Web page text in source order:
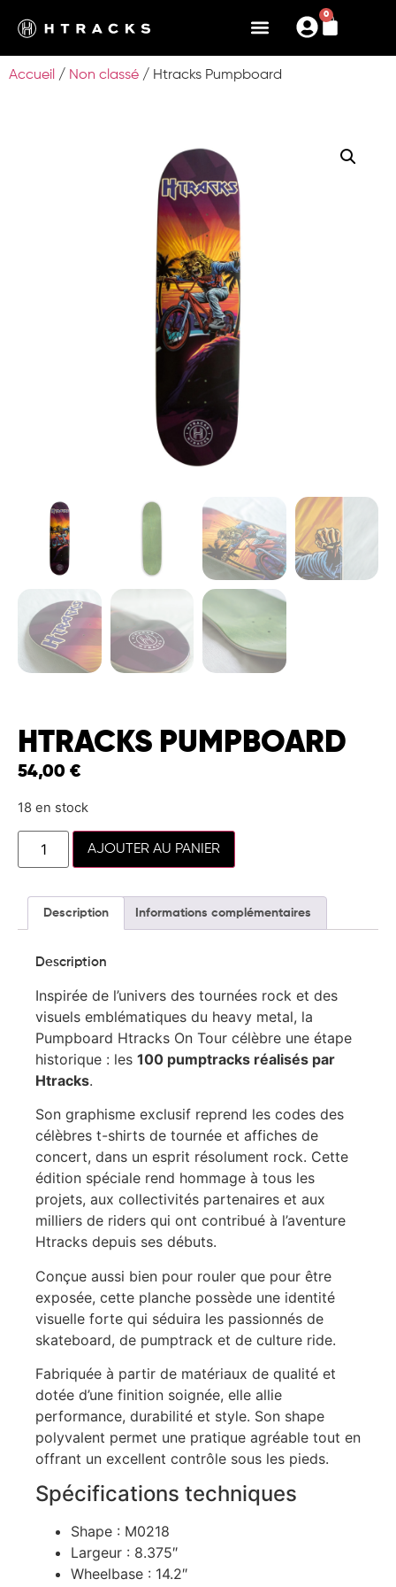
0
Accueil / Non classé / Htracks Pumpboard
HTRACKS PUMPBOARD
54,00 €
18 en stock
AJOUTER AU PANIER
Description Informations complémentaires
Description
Inspirée de l’univers des tournées rock et des
visuels emblématiques du heavy metal, la
Pumpboard Htracks On Tour célèbre une étape
historique : les 100 pumptracks réalisés par
Htracks.
Son graphisme exclusif reprend les codes des
célèbres t-shirts de tournée et affiches de
concert, dans un esprit résolument rock. Cette
édition spéciale rend hommage à tous les
projets, aux collectivités partenaires et aux
milliers de riders qui ont contribué à l’aventure
Htracks depuis ses débuts.
Conçue aussi bien pour rouler que pour être
exposée, cette planche possède une identité
visuelle forte qui séduira les passionnés de
skateboard, de pumptrack et de culture ride.
Fabriquée à partir de matériaux de qualité et
dotée d’une finition soignée, elle allie
performance, durabilité et style. Son shape
polyvalent permet une pratique agréable tout en
offrant un excellent contrôle sous les pieds.
Spécifications techniques
Shape : M0218
Largeur : 8.375″
Wheelbase : 14.2″